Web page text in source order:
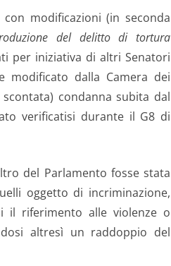
modificazioni (in seconda
del delitto di tortura
per iniziativa di altri Senatori
modificato dalla Camera dei
condanna subita dal
verificatisi durante il G8 di
del Parlamento fosse stata
oggetto di incriminazione,
il riferimento alle violenze o
altresì un raddoppio del